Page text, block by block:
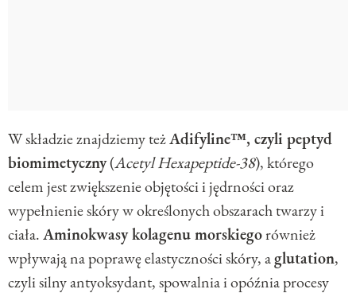
W składzie znajdziemy teżAdifyline™, czyli peptyd
biomimetyczny(Acetyl Hexapeptide-38), którego
celem jest zwiększenie objętości i jędrności oraz
wypełnienie skóry w określonych obszarach twarzy i
ciała.Aminokwasy kolagenu morskiegorównież
wpływają na poprawę elastyczności skóry, aglutation,
czyli silny antyoksydant, spowalnia i opóźnia procesy